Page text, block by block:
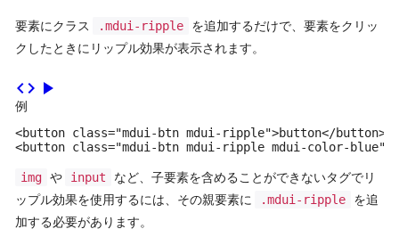
要素にクラス .mdui-ripple
を追加するだけで、要素をクリッ
クしたときにリップル効果が表示されます。
code play_arrow
例
<button class="mdui-btn mdui-ripple">button</button>
<button class="mdui-btn mdui-ripple mdui-color-
img や input
など、子要素を含めることができないタグでリ
ップル効果を使用するには、その親要素に
.mdui-ripple
を追
加する必要があります。